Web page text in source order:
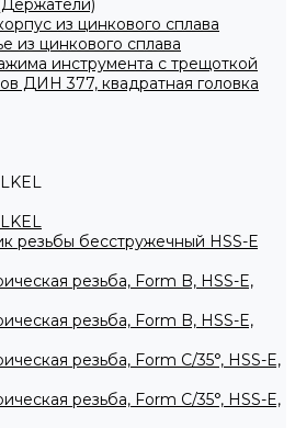
из цинкового сплава
из цинкового сплава
инструмента с трещоткой
ДИН 377, квадратная головка
резьбы бесстружечный HSS-Е
резьба, Form B, HSS-E,
резьба, Form B, HSS-E,
резьба, Form С/35°, HSS-E,
резьба, Form С/35°, HSS-E,